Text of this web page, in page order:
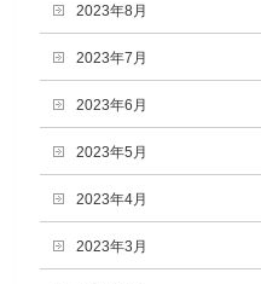
2023年8月
2023年7月
2023年6月
2023年5月
2023年4月
2023年3月